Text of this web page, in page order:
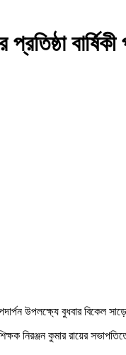
বার্ষিকী
উপলক্ষ্যে বুধবার বিকেল
নিরঞ্জন কুমার রায়ের